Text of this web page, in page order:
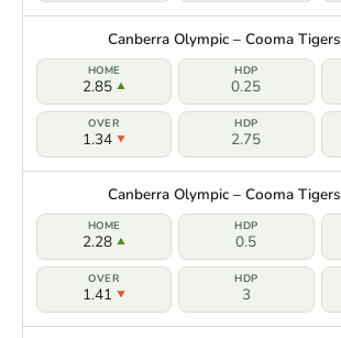
Canberra Olympic – Cooma Tigers
2.85 0.25
1.34 2.75
Canberra Olympic – Cooma Tigers
2.28 0.5
1.41 3